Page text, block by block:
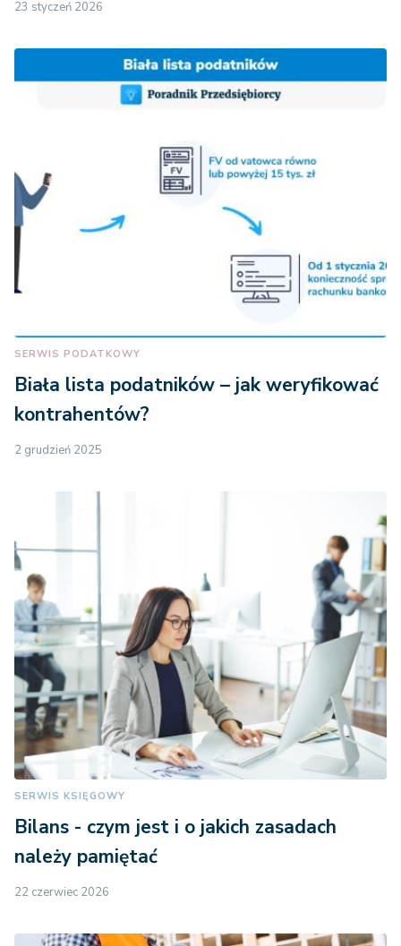
23 styczeń 2026
SERWIS PODATKOWY
Biała lista podatników – jak weryfikować
kontrahentów?
2 grudzień 2025
SERWIS KSIĘGOWY
Bilans - czym jest i o jakich zasadach
należy pamiętać
22 czerwiec 2026